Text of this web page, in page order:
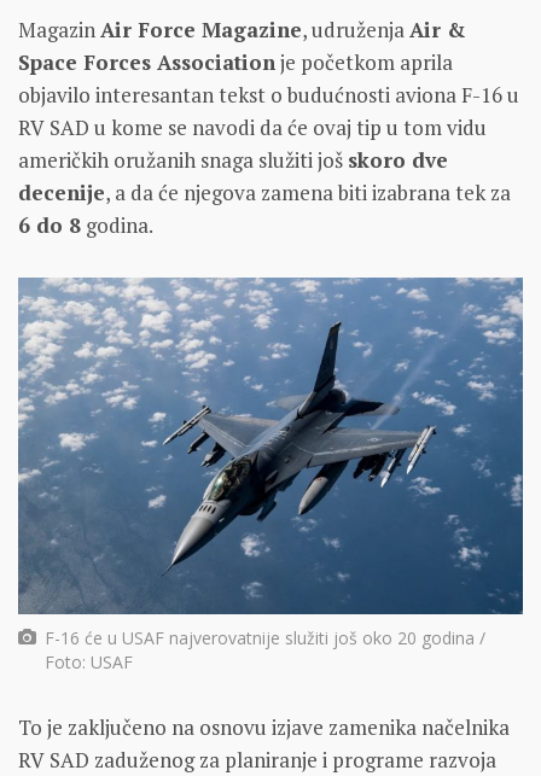
MagazinAir Force Magazine, udruženjaAir &
Space Forces Associationje početkom aprila
objavilo interesantan tekst o budućnosti aviona F-16 u
RV SAD u kome se navodi da će ovaj tip u tom vidu
američkih oružanih snaga služiti još skoro dve
decenije, a da će njegova zamena biti izabrana tek za
6 do 8 godina.
F-16 će u USAF najverovatnije služiti još oko 20 godina /
Foto: USAF
To je zaključeno na osnovu izjave zamenika načelnika
RV SAD zaduženog za planiranje i programe razvoja